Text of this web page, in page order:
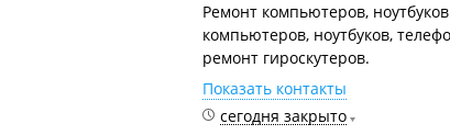
Ремонт компьютеров,
компьютеров, ноутбуков,
ремонт гироскутеров.
Показать контакты
сегодня закрыто